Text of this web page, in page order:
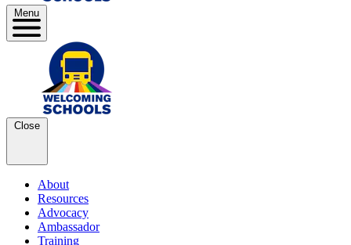
Menu
Close
About
Resources
Advocacy
Ambassador
Training